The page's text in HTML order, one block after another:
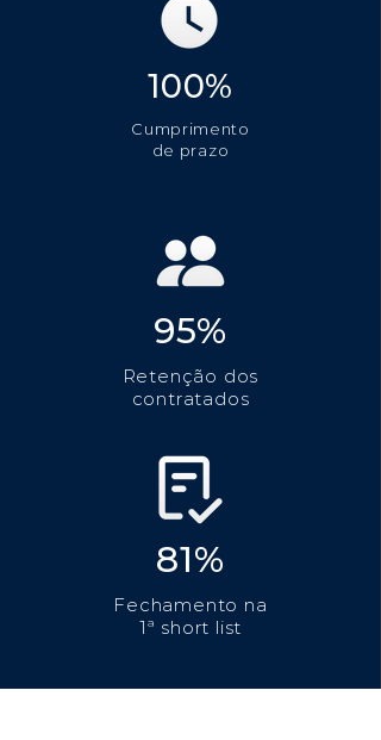
100%
Cumprimento
de prazo
95%
Retenção dos
contratados
81%
Fechamento na
1ª short list